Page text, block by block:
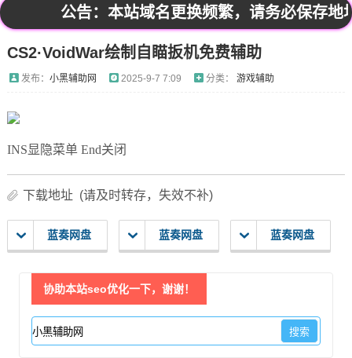
影视解析
站内公告
公告：本站域名更换频繁，请务必保存
CS2·VoidWar绘制自瞄扳机免费辅助
发布： 小黑辅助网 2025-9-7 7:09 分类： 游戏辅助
INS显隐菜单 End关闭
下载地址 (请及时转存，失效不补)
蓝奏网盘 蓝奏网盘 蓝奏网盘
协助本站seo优化一下，谢谢！